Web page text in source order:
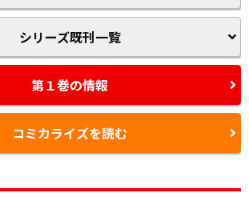
シリーズ既刊一覧
第１巻の情報
コミカライズを読む